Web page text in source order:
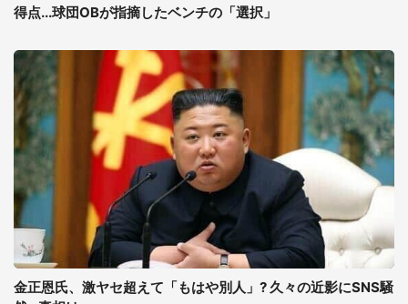
得点...球団OBが指摘したベンチの「選択」
金正恩氏、激ヤセ超えて「もはや別人」? 久々の近影にSNS騒